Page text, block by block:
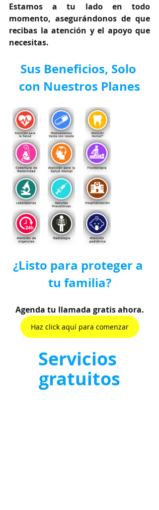
Estamos a tu lado en todo
momento, asegurándonos de que
recibas la atención y el apoyo que
necesitas.
Sus Beneficios, Solo
con Nuestros Planes
¿Listo para proteger a
tu familia?
Agenda tu llamada gratis ahora.
Haz click aquí para comenzar
Servicios
gratuitos